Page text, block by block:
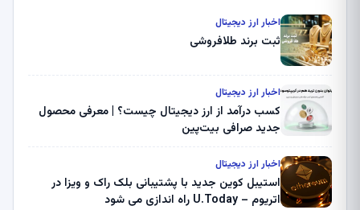
اخبار ارز دیجیتال
ثبت برند طلافروشی
اخبار ارز دیجیتال
کسب درآمد از ارز دیجیتال چیست؟ | معرفی محصول
جدید صرافی بیت‌پین
اخبار ارز دیجیتال
استیبل کوین جدید با پشتیبانی بلک راک و ویزا در
اتریوم – U.Today راه اندازی می شود